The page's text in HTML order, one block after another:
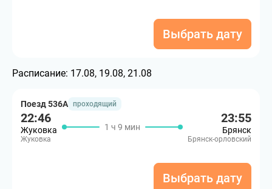
Выбрать дату
Расписание: 17.08, 19.08, 21.08
Поезд 536А проходящий
22:46
Жуковка
Жуковка
1 ч 9 мин
23:55
Брянск
Брянск-орловский
Выбрать дату